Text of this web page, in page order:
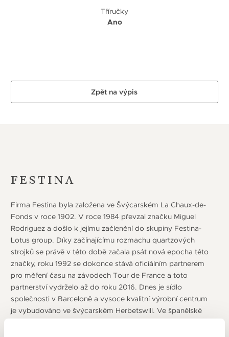
Tříručky
Ano
Zpět na výpis
FESTINA
Firma Festina byla založena ve Švýcarském La Chaux-de-
Fonds v roce 1902. V roce 1984 převzal značku Miguel
Rodriguez a došlo k jejímu začlenění do skupiny Festina-
Lotus group. Díky začínajícímu rozmachu quartzových
strojků se právě v této době začala psát nová epocha této
značky, roku 1992 se dokonce stává oficiálním partnerem
pro měření času na závodech Tour de France a toto
partnerství vydrželo až do roku 2016. Dnes je sídlo
společnosti v Barceloně a vysoce kvalitní výrobní centrum
je vybudováno ve švýcarském Herbetswill. Ve španělské